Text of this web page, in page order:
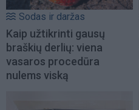
Sodas ir daržas
Kaip užtikrinti gausų
braškių derlių: viena
vasaros procedūra
nulems viską